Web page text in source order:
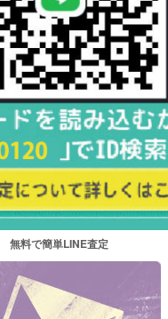
無料で簡単LINE査定